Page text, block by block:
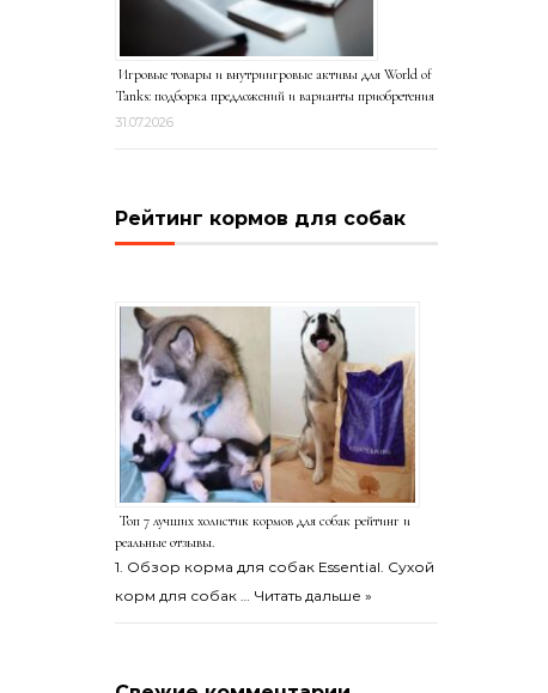
Игровые товары и внутриигровые активы для World of
Tanks: подборка предложений и варианты приобретения
31.07.2026
Рейтинг кормов для собак
Топ 7 лучших холистик кормов для собак рейтинг и
реальные отзывы.
1. Обзор корма для собак Essential. Сухой
корм для собак … Читать дальше »